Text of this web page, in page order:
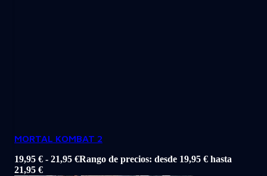
MORTAL KOMBAT 2
19,95 € - 21,95 €Rango de precios: desde 19,95 € hasta
21,95 €